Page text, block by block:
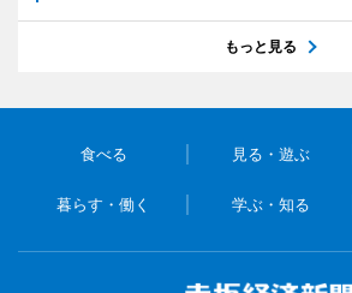
もっと見る
食べる 見る・遊ぶ
暮らす・働く 学ぶ・知る